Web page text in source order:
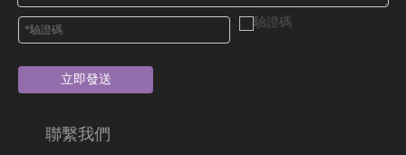
立即發送
聯繫我們